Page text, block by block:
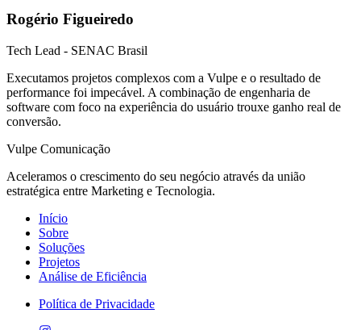
Rogério Figueiredo
Tech Lead - SENAC Brasil
Executamos projetos complexos com a Vulpe e o resultado de
performance foi impecável. A combinação de engenharia de
software com foco na experiência do usuário trouxe ganho real de
conversão.
Vulpe Comunicação
Aceleramos o crescimento do seu negócio através da união
estratégica entre Marketing e Tecnologia.
Início
Sobre
Soluções
Projetos
Análise de Eficiência
Política de Privacidade